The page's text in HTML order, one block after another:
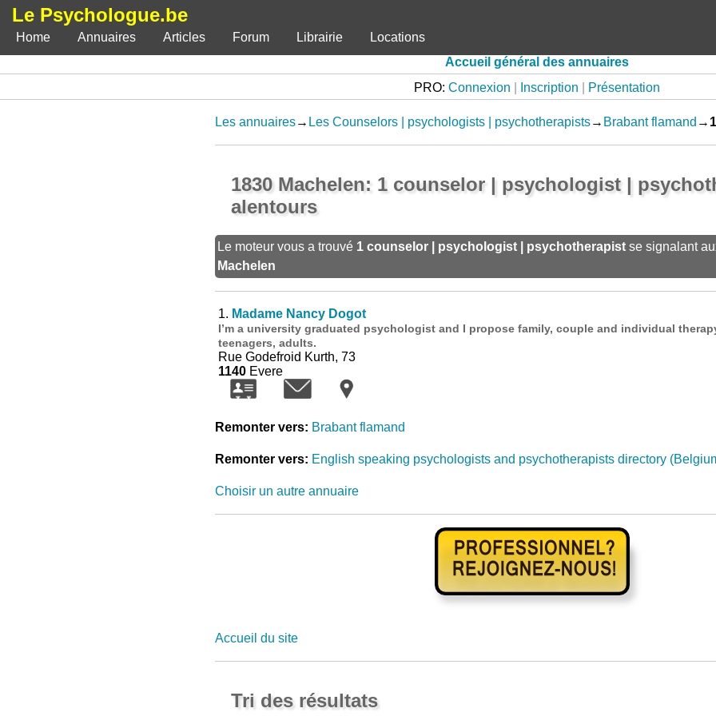
Le Psychologue.be
Home Annuaires Articles Forum Librairie
Locations
Accueil général des annuaires
PRO: Connexion Inscription Présentation
Les annuaires→ Les Counselors | psychologists | psychotherapists→ Brabant flamand →
1830 Machelen: 1 counselor | psychologist |
alentours
Le moteur vous a trouvé 1 counselor | psychologist | psychotherapistse signalant
Machelen
1. Madame Nancy Dogot
I’m a university graduated psychologist and I propose family, couple and individual
teenagers, adults.
Rue Godefroid Kurth, 73
1140Evere
Remonter vers: Brabant flamand
Remonter vers: English speaking psychologists and psychotherapists directory
Choisir un autre annuaire
Accueil du site
Tri des résultats